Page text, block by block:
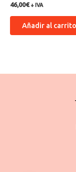
46,00€ + IVA
Añadir al carrito